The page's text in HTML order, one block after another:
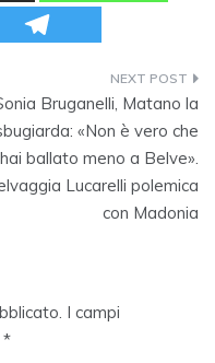
Bruganelli, Matano la
«Non è vero che
hai ballato meno a Belve».
Lucarelli polemica
con Madonia
I campi
*